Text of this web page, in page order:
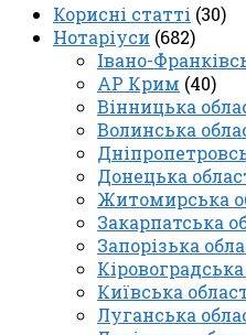
Корисні статті (30)
Нотаріуси (682)
Івано-
АР Крим (40)
Вінницька
Волинська
Донецька
Житомирська
Закарпатська
Запорізька
Київська
Луганська